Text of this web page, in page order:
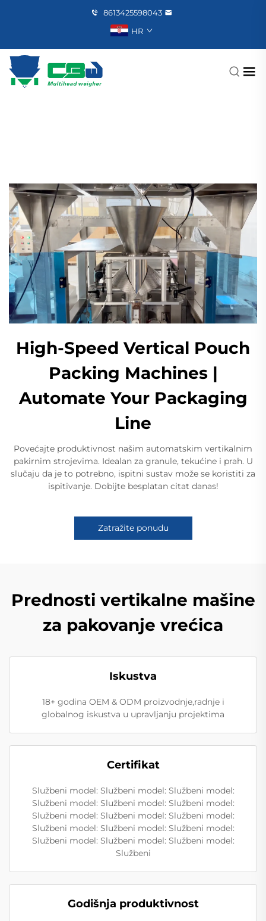
8613425598043
HR
High-Speed Vertical Pouch
Packing Machines |
Automate Your Packaging
Line
Povećajte produktivnost našim automatskim vertikalnim
pakirnim strojevima. Idealan za granule, tekućine i prah. U
slučaju da je to potrebno, ispitni sustav može se koristiti za
ispitivanje. Dobijte besplatan citat danas!
Zatražite ponudu
Prednosti vertikalne mašine
za pakovanje vrećica
Iskustva
18+ godina OEM & ODM proizvodnje,radnje i
globalnog iskustva u upravljanju projektima
Certifikat
Službeni model: Službeni model: Službeni model:
Službeni model: Službeni model: Službeni model:
Službeni model: Službeni model: Službeni model:
Službeni model: Službeni model: Službeni model:
Službeni model: Službeni model: Službeni model:
Službeni
Godišnja produktivnost